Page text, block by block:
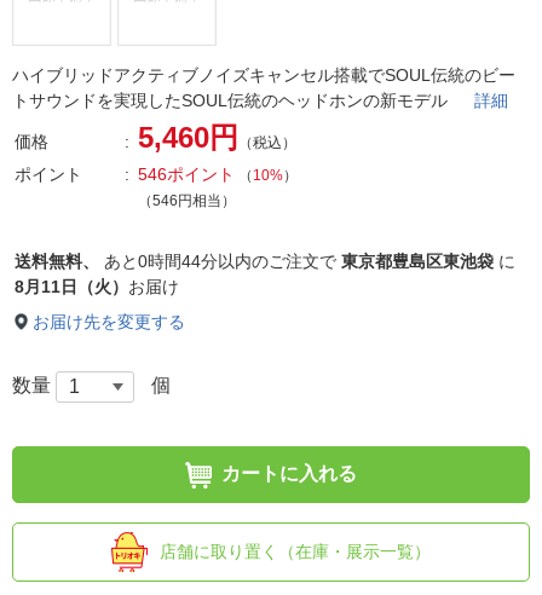
ハイブリッドアクティブノイズキャンセル搭載でSOUL伝統のビー
トサウンドを実現したSOUL伝統のヘッドホンの新モデル 詳細
価格 5,460円 （税込）
ポイント 546ポイント （ 10%）
（546円相当）
送料無料、 あと0時間44分以内のご注文で 東京都豊島区東池袋 に
8月11日（火） お届け
お届け先を変更する
数量 個
カートに入れる
店舗に取り置く（在庫・展示一覧）